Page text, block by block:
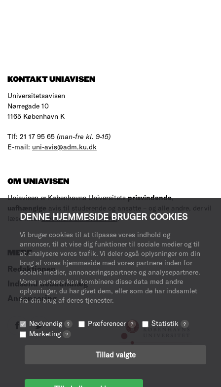
DENNE HJEMMESIDE BRUGER COOKIES
Vi bruger cookies til at tilpasse vores indhold og
annoncer, til at vise dig funktioner til sociale medier og til
at analysere vores trafik. Vi deler også oplysninger om din
brug af vores hjemmeside med vores partnere inden for
sociale medier, annonceringspartnere og analysepartnere.
Vores partnere kan kombinere disse data med andre
oplysninger, du har givet dem, eller som de har indsamlet
fra din brug af deres tjenester.
Nødvendig ? Præferencer ? Statistik ?
Marketing ?
Tillad valgte
KONTAKT UNIAVISEN
Universitetsavisen
Nørregade 10
1165 København K
Tlf: 21 17 95 65 (man-fre kl. 9-15)
E-mail: uni-avis@adm.ku.dk
OM UNIAVISEN
Uniavisen er Københavns Universitetsprisvindende,
uafhængige avis til studerende og ansatte – og alle andre, der vil
læse med.Læs mere om avisen her.
MERE
Redaktionen
Indsend debatindlæg
Annoncering